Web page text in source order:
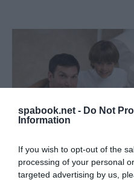
spabook.net - Do Not
Information
If you wish to opt-out of the
processing of your personal
targeted advertising by us,